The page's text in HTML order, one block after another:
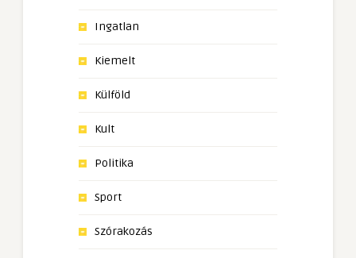
Ingatlan
Kiemelt
Külföld
Kult
Politika
Sport
Szórakozás